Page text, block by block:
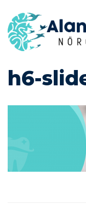
h6-
slider-
new
h6-